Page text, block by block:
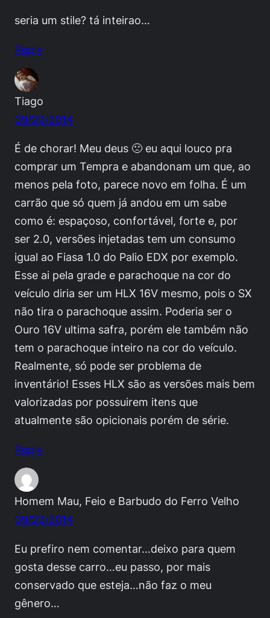
seria um stile? tá inteirao…
Reply
Tiago
09/29/2014
É de chorar! Meu deus 🙁 eu aqui louco pra
comprar um Tempra e abandonam um que, ao
menos pela foto, parece novo em folha. É um
carrão que só quem já andou em um sabe
como é: espaçoso, confortável, forte e, por
ser 2.0, versões injetadas tem um consumo
igual ao Fiasa 1.0 do Palio EDX por exemplo.
Esse ai pela grade e parachoque na cor do
veículo diria ser um HLX 16V mesmo, pois o SX
não tira o parachoque assim. Poderia ser o
Ouro 16V ultima safra, porém ele também não
tem o parachoque inteiro na cor do veículo.
Realmente, só pode ser problema de
inventário! Esses HLX são as versões mais bem
valorizadas por possuirem itens que
atualmente são opicionais porém de série.
Reply
Homem Mau, Feio e Barbudo do Ferro Velho
09/29/2014
Eu prefiro nem comentar…deixo para quem
gosta desse carro…eu passo, por mais
conservado que esteja…não faz o meu
gênero…